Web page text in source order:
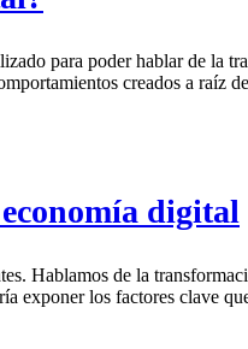
para poder hablar de la
creados a raíz
digital
Hablamos de la
exponer los factores clave